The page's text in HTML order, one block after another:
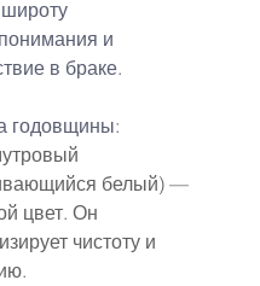
широту
и
в браке.
годовщины:
белый) —
цвет. Он
чистоту и